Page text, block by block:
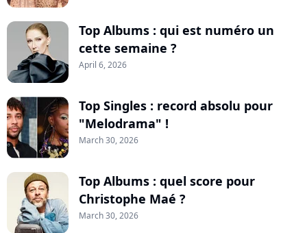
Top Albums : qui est numéro un
cette semaine ?
April 6, 2026
Top Singles : record absolu pour
"Melodrama" !
March 30, 2026
Top Albums : quel score pour
Christophe Maé ?
March 30, 2026